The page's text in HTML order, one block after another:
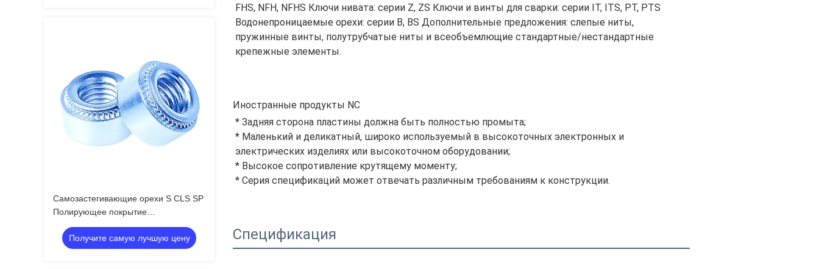
Самозастегивающие орехи S CLS SP
Полирующее покрытие
Использование для промышленности
Оборудование
Получите самую лучшую цену
FHS, NFH, NFHS Ключи нивата: серии Z, ZS Ключи и винты для сварки: серии IT, ITS, PT, PTS
Водонепроницаемые орехи: серии B, BS Дополнительные предложения: слепые ниты,
пружинные винты, полутрубчатые ниты и всеобъемлющие стандартные/нестандартные
крепежные элементы.
Иностранные продукты NC
* Задняя сторона пластины должна быть полностью промыта;
* Маленький и деликатный, широко используемый в высокоточных электронных и
электрических изделиях или высокоточном оборудовании;
* Высокое сопротивление крутящему моменту;
* Серия спецификаций может отвечать различным требованиям к конструкции.
Спецификация